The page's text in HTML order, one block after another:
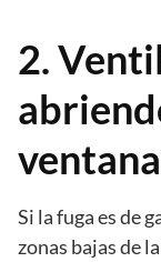
2.
Si la fuga es de
zonas bajas de